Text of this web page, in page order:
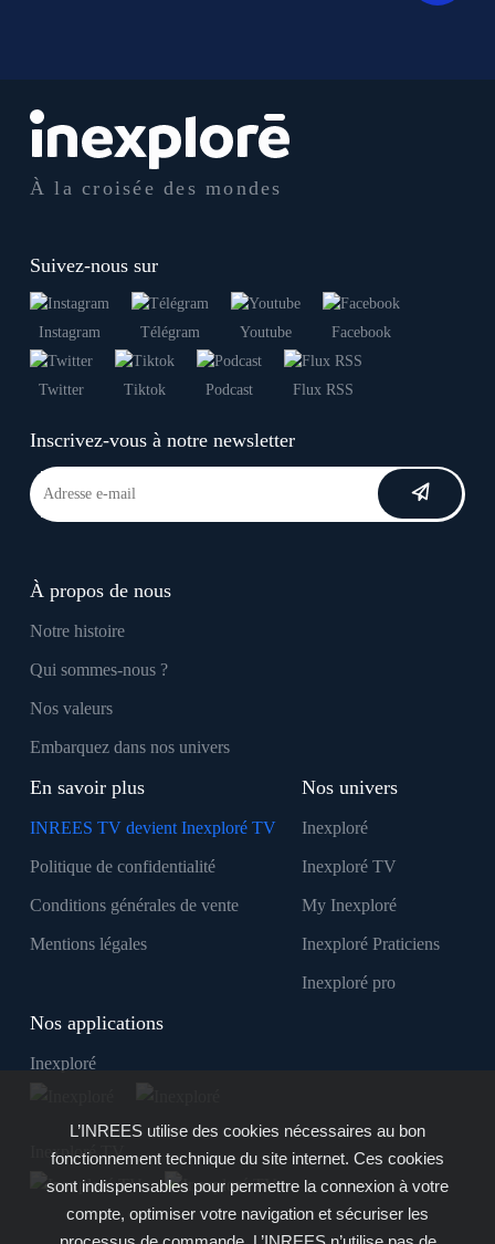
À la croisée des mondes
Suivez-nous sur
Instagram Télégram Youtube Facebook
Twitter Tiktok Podcast Flux RSS
Inscrivez-vous à notre newsletter
À propos de nous
Notre histoire
Qui sommes-nous ?
Nos valeurs
Embarquez dans nos univers
En savoir plus
INREES TV devient Inexploré TV
Politique de confidentialité
Conditions générales de vente
Mentions légales
Nos univers
Inexploré
Inexploré TV
My Inexploré
Inexploré Praticiens
Inexploré pro
Nos applications
Inexploré
Inexploré TV
L’INREES utilise des cookies nécessaires au bon
fonctionnement technique du site internet. Ces cookies
sont indispensables pour permettre la connexion à votre
compte, optimiser votre navigation et sécuriser les